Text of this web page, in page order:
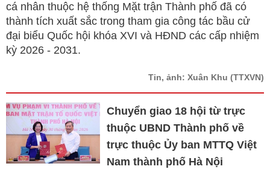
cá nhân thuộc hệ thống Mặt trận Thành phố đã có
thành tích xuất sắc trong tham gia công tác bầu cử
đại biểu Quốc hội khóa XVI và HĐND các cấp nhiệm
kỳ 2026 - 2031.
Tin, ảnh: Xuân Khu (TTXVN)
Chuyển giao 18 hội từ trực
thuộc UBND Thành phố về
trực thuộc Ủy ban MTTQ Việt
Nam thành phố Hà Nội